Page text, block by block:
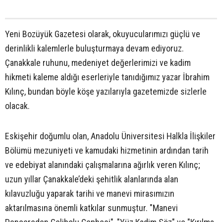
Yeni Bozüyük Gazetesi olarak, okuyucularımızı güçlü ve
derinlikli kalemlerle buluşturmaya devam ediyoruz.
Çanakkale ruhunu, medeniyet değerlerimizi ve kadim
hikmeti kaleme aldığı eserleriyle tanıdığımız yazar İbrahim
Kılınç, bundan böyle köşe yazılarıyla gazetemizde sizlerle
olacak.
Eskişehir doğumlu olan, Anadolu Üniversitesi Halkla İlişkiler
Bölümü mezuniyeti ve kamudaki hizmetinin ardından tarih
ve edebiyat alanındaki çalışmalarına ağırlık veren Kılınç;
uzun yıllar Çanakkale’deki şehitlik alanlarında alan
kılavuzluğu yaparak tarihi ve manevi mirasımızın
aktarılmasına önemli katkılar sunmuştur. "Manevi